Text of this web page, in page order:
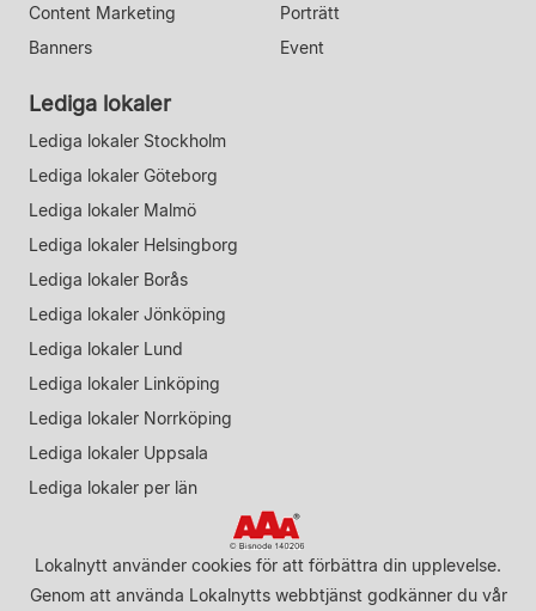
Content Marketing
Banners
Porträtt
Event
Lediga lokaler
Lediga lokaler Stockholm
Lediga lokaler Göteborg
Lediga lokaler Malmö
Lediga lokaler Helsingborg
Lediga lokaler Borås
Lediga lokaler Jönköping
Lediga lokaler Lund
Lediga lokaler Linköping
Lediga lokaler Norrköping
Lediga lokaler Uppsala
Lediga lokaler per län
Lokalnytt använder cookies för att förbättra din upplevelse.
Genom att använda Lokalnytts webbtjänst godkänner du vår